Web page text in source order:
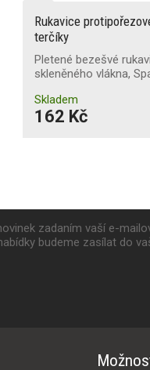
Rukavice
terčíky
Pletené bezešvé
skleněného vlákna,
Skladem
162 Kč
zadaním vaší e-
budeme zasílat do